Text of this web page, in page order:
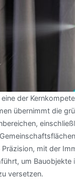
der
übernimmt die
mit der
um Bauobjekte
versetzen.